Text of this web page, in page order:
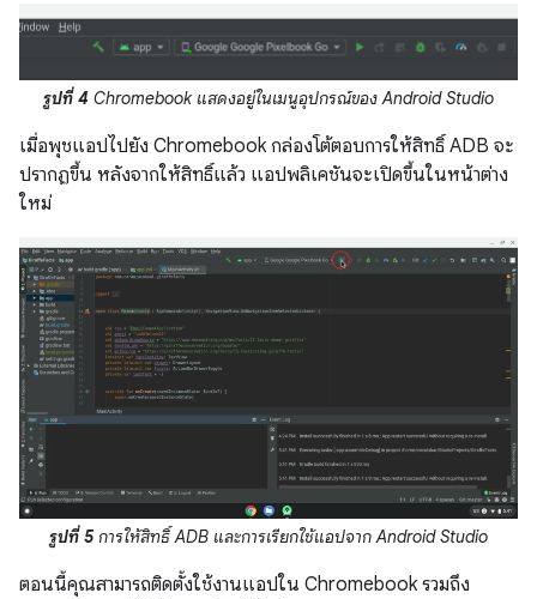
รูปที่ 4 Chromebook แสดงอยู่ในเมนูอุปกรณ์ของ Android Studio
เมื่อพุชแอปไปยัง Chromebook กล่องโต้ตอบการให้สิทธิ์ ADB จะ
ปรากฏขึ้น หลังจากให้สิทธิ์แล้ว แอปพลิเคชันจะเปิดขึ้นในหน้าต่าง
ใหม่
รูปที่ 5 การให้สิทธิ์ ADB และการเรียกใช้แอปจาก Android Studio
ตอนนี้คุณสามารถติดตั้งใช้งานแอปใน Chromebook รวมถึง